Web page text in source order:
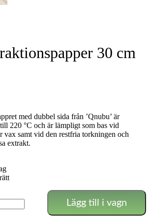
30 cm
SEK.
med dubbel sida från ’Qnubu’ är
220 °C och är lämpligt som bas vid
vax samt vid den restfria torkningen och
extrakt.
Lägg till i vagn